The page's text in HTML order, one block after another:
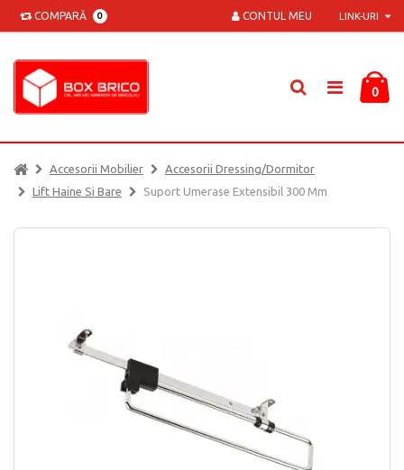
COMPARĂ 0 LINK-URI
CONTUL MEU
0
Accesorii Mobilier
Accesorii Dressing/dormitor
Lift Haine Si Bare
Suport Umerase Extensibil 300 Mm